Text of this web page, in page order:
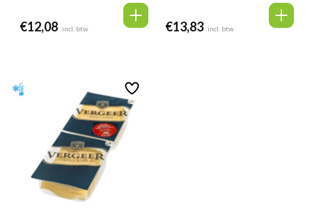
€12,08 incl. btw €13,83 incl. btw